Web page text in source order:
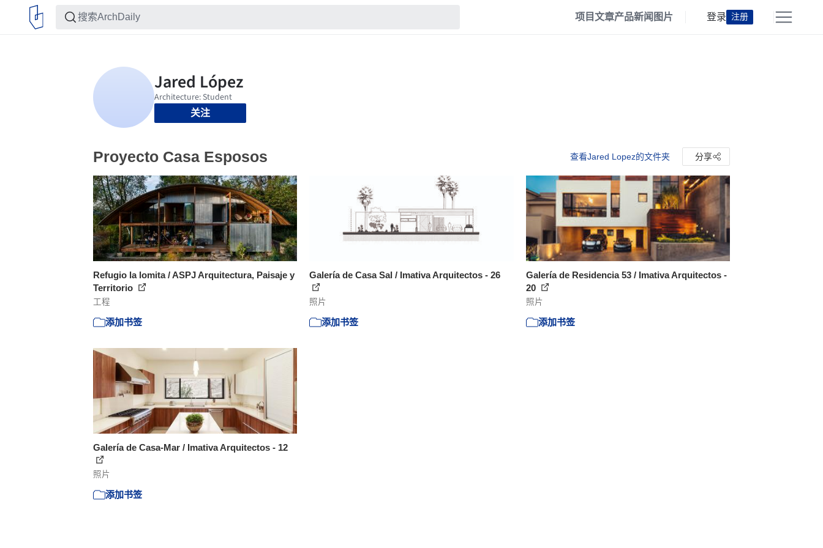
项目文章产品新闻 图片 登录 注册
关注
Proyecto Casa Esposos 查看Jared Lopez的文件夹 分享
Refugio la lomita / ASPJ Arquitectura, Paisaje y
Territorio
工程
添加书签
Galería de Casa Sal / Imativa Arquitectos - 26
照片
添加书签
Galería de Residencia 53 / Imativa Arquitectos -
20
照片
添加书签
Galería de Casa-Mar / Imativa Arquitectos - 12
照片
添加书签